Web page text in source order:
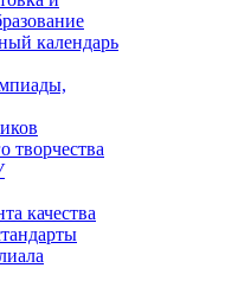
календарь
творчества
качества